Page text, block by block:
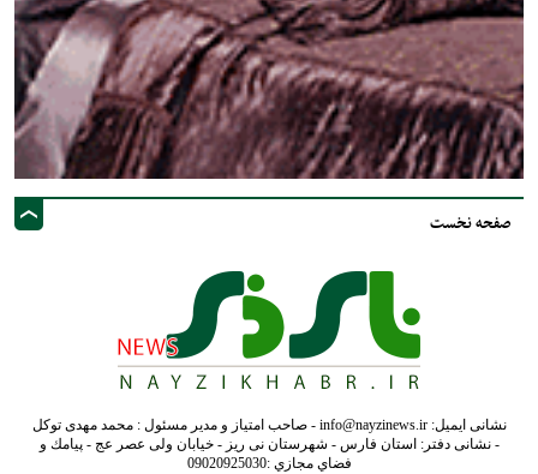
صفحه نخست
نشانی ایمیل: info@nayzinews.ir - صاحب امتیاز و مدیر مسئول : محمد مهدی توکل
- نشانی دفتر: استان فارس - شهرستان نی ریز - خیابان ولی عصر عج - پيامك و
فضاي مجازي :09020925030